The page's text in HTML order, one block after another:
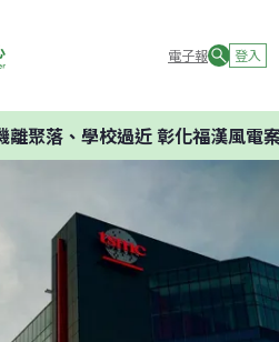
電子報 登入
落、學校過近 彰化福漢風電案環